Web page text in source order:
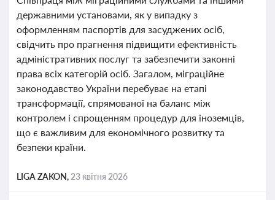
державними установами, як у випадку з
оформленням паспортів для засуджених осіб,
свідчить про прагнення підвищити ефективність
адміністративних послуг та забезпечити законні
права всіх категорій осіб. Загалом, міграційне
законодавство України перебуває на етапі
трансформації, спрямованої на баланс між
контролем і спрощенням процедур для іноземців,
що є важливим для економічного розвитку та
безпеки країни.
LIGA ZAKON, 23 квітня 2026